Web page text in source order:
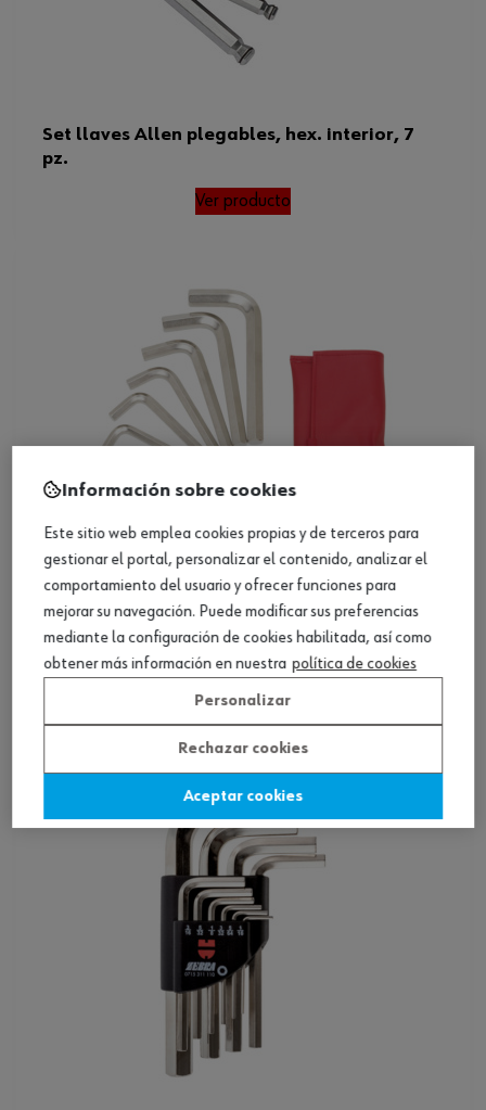
Set llaves Allen plegables, hex. interior, 7
pz.
Ver producto
Set llaves Allen desliz., cortas, 14 pz.
Ver producto
Información sobre cookies
Este sitio web emplea cookies propias y de terceros para
gestionar el portal, personalizar el contenido, analizar el
comportamiento del usuario y ofrecer funciones para
mejorar su navegación. Puede modificar sus preferencias
mediante la configuración de cookies habilitada, así como
obtener más información en nuestra política de cookies
Personalizar
Rechazar cookies
Aceptar cookies